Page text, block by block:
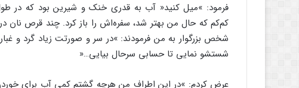
فرمود: »میل کنید« آب به قدرى خنک و شیرین بود که در
کم‌‌کم که حال من بهتر شد، سفره‌‌اش را باز کرد. چند قرص نان
شخص بزرگوار به من فرمودند: »در سر و صورتت زیاد گرد و
شستشو نمایى تا حسابى سرحال بیایى…«
عرض کردم: »در این اطراف من هرچه گشتم کمى آب براى